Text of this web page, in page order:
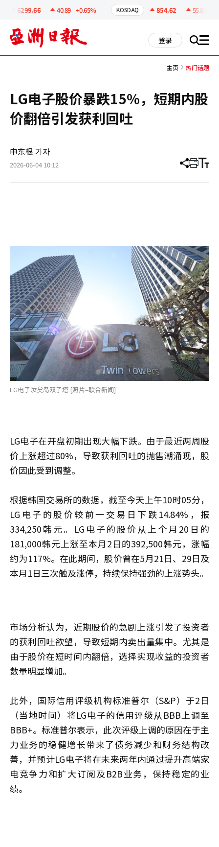
6299.66 40.89 +0.65% KOSDAQ 854.62 55.81
登录 搜 all
主页 热门话题
LG电子股价暴跌15%，短期内股
价翻倍引发获利回吐
申东根 기자
2026-06-04 10:12 分
章
打 调
小
LG电子汝矣岛双子塔 [照片=联合新闻]
LG电子在开盘初期出现大幅下跌。由于最近两周股
价上涨超过80%，导致获利回吐的抛售潮涌现，股
价因此受到调整。
根据韩国交易所的数据，截至今天上午10时05分，
LG电子的股价较前一交易日下跌14.84%，报
334,250韩元。LG电子的股价从上个月20日的
181,000韩元上涨至本月2日的392,500韩元，涨幅
约为117%。在此期间，股价曾在5月21日、29日及
本月1日三次触及涨停，持续保持强劲的上涨势头。
市场分析认为，近期股价的急剧上涨引发了投资者
的获利回吐欲望，导致短期内卖出量集中。尤其是
由于股价在短时间内翻倍，选择实现收益的投资者
数量明显增加。
此外，国际信用评级机构标准普尔（S&P）于2日
（当地时间）将LG电子的信用评级从BBB上调至
BBB+。标准普尔表示，此次评级上调的原因在于主
力业务的稳健增长带来了债务减少和财务结构改
善，并预计LG电子将在未来两年内通过提升高端家
电竞争力和扩大订阅及B2B业务，保持稳定的业
绩。